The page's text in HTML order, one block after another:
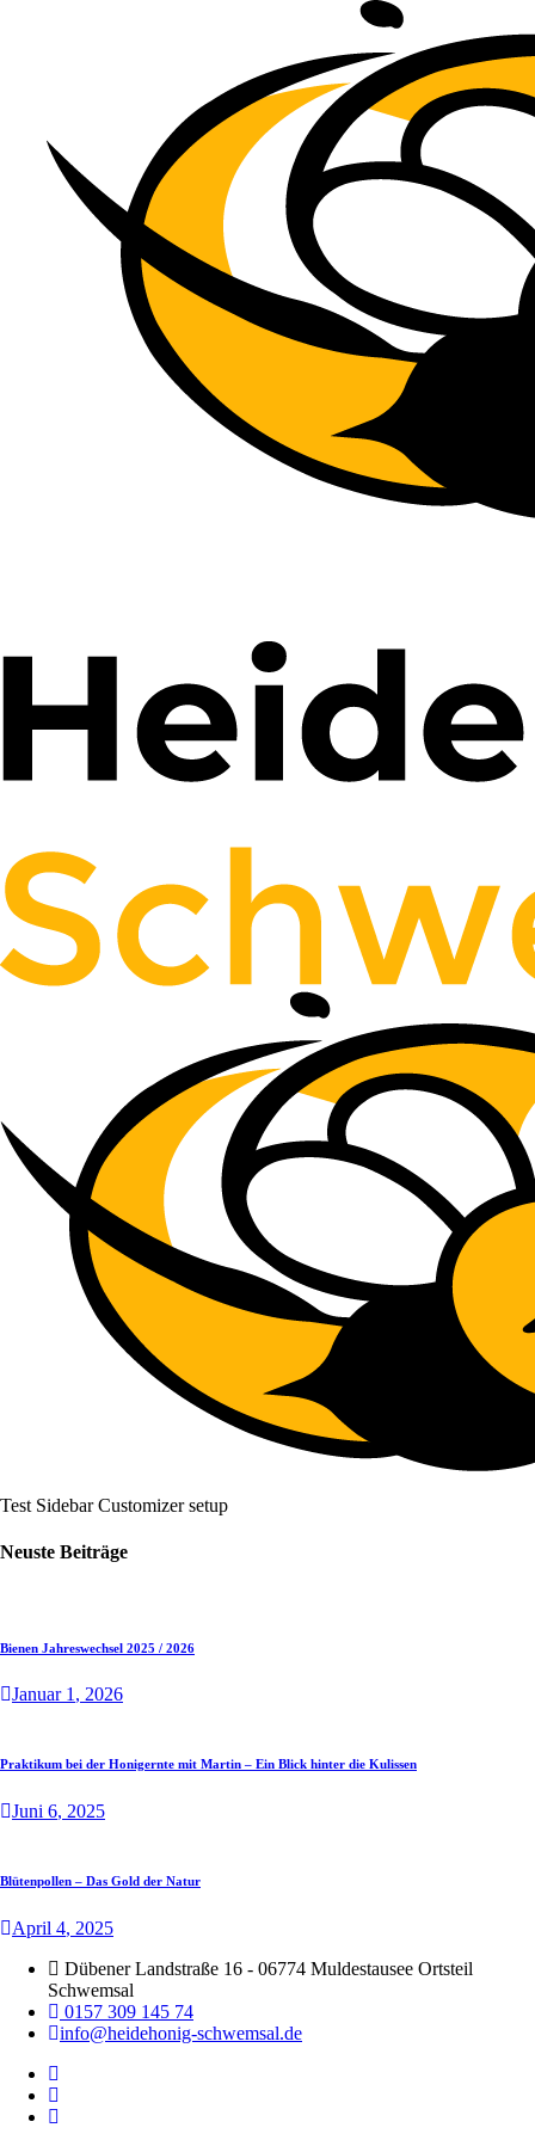
Test Sidebar Customizer setup
Neuste Beiträge
Bienen Jahreswechsel 2025 / 2026
Januar 1, 2026
Praktikum bei der Honigernte mit Martin – Ein Blick hinter die Kulissen
Juni 6, 2025
Blütenpollen – Das Gold der Natur
April 4, 2025
Dübener Landstraße 16 - 06774 Muldestausee Ortsteil
Schwemsal
0157 309 145 74
info@heidehonig-schwemsal.de